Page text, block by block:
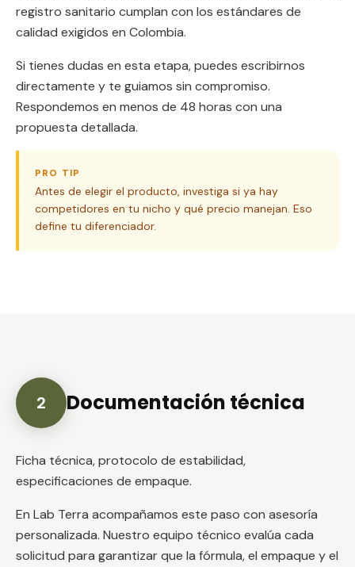
registro sanitario cumplan con los estándares de
calidad exigidos en Colombia.
Si tienes dudas en esta etapa, puedes escribirnos
directamente y te guiamos sin compromiso.
Respondemos en menos de 48 horas con una
propuesta detallada.
PRO TIP
Antes de elegir el producto, investiga si ya hay
competidores en tu nicho y qué precio manejan. Eso
define tu diferenciador.
2 Documentación técnica
Ficha técnica, protocolo de estabilidad,
especificaciones de empaque.
En Lab Terra acompañamos este paso con asesoría
personalizada. Nuestro equipo técnico evalúa cada
solicitud para garantizar que la fórmula, el empaque y el